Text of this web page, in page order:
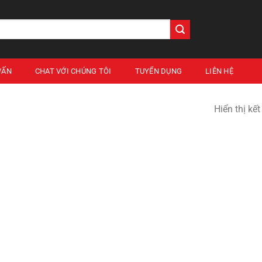
CHAT VỚI CHÚNG TÔI TUYỂN DỤNG LIÊN HỆ
Hiển thị